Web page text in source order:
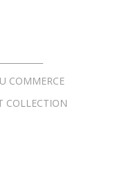
COMMERCE
COLLECTION